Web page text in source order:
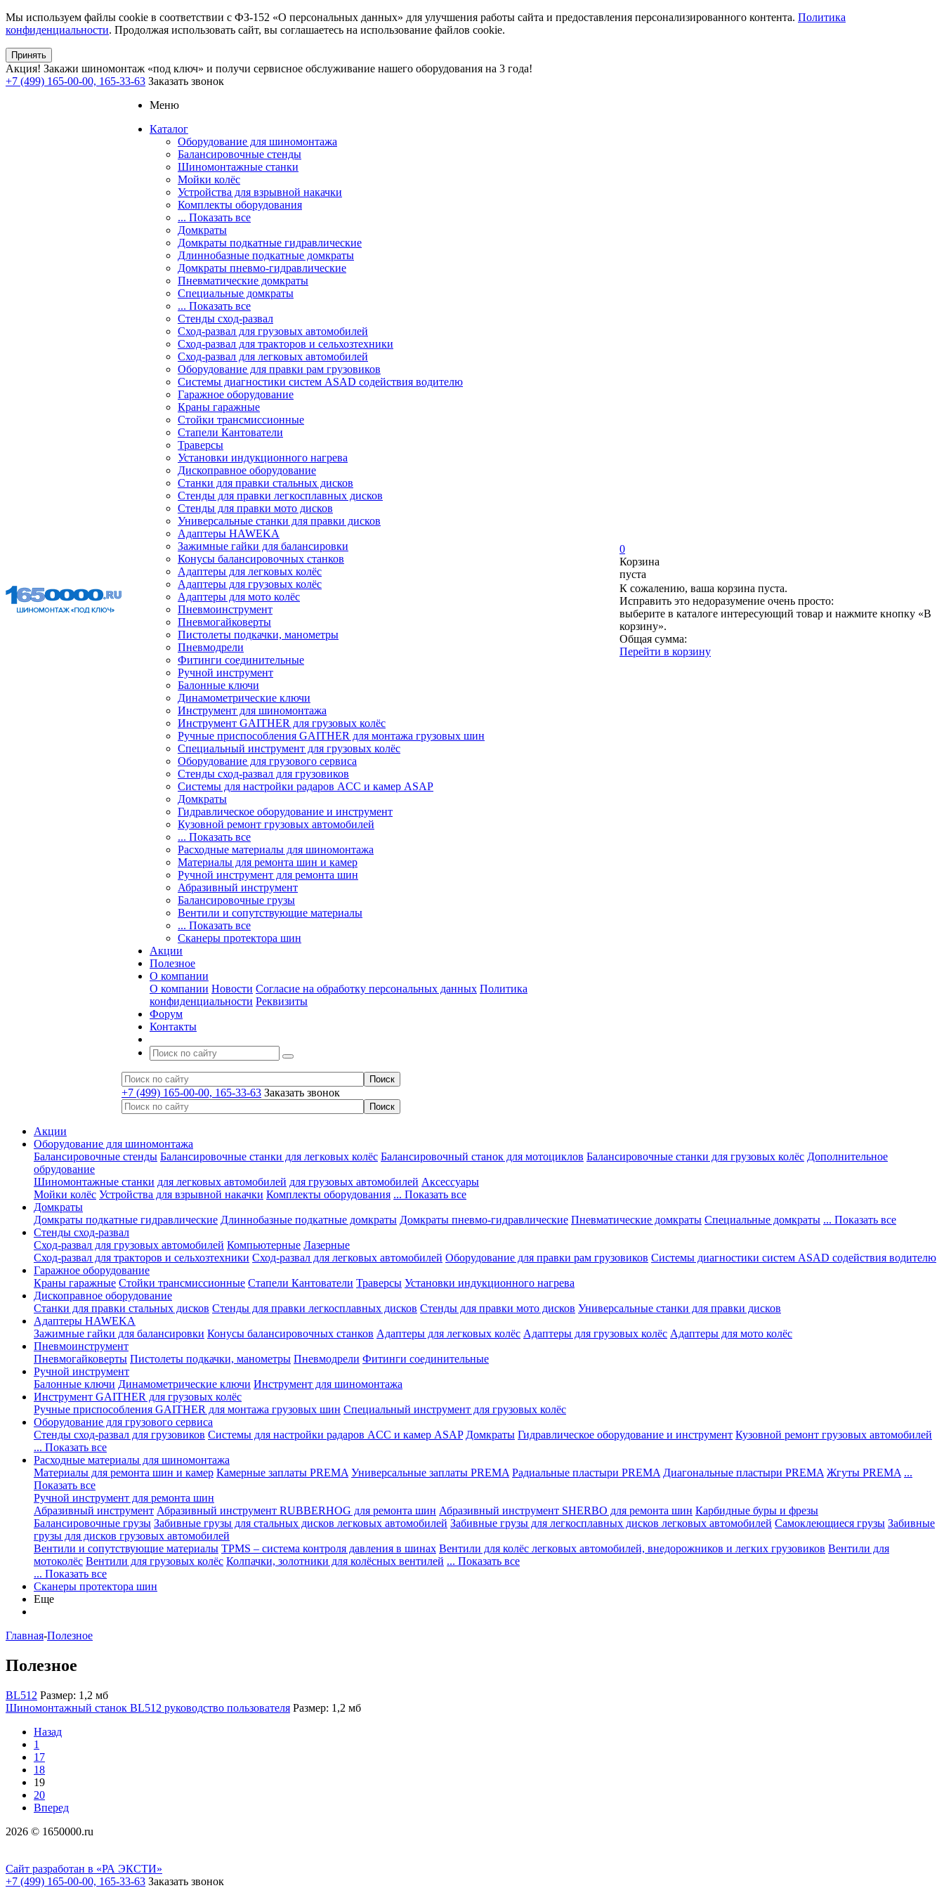
Мы используем файлы cookie в соответствии с ФЗ-152 «О персональных данных» для улучшения работы сайта и предоставления персонализированного контента. Политика
конфиденциальности. Продолжая использовать сайт, вы соглашаетесь на использование файлов cookie.
Принять
Акция! Закажи шиномонтаж «под ключ» и получи сервисное обслуживание нашего оборудования на 3 года!
+7 (499) 165-00-00, 165-33-63 Заказать звонок
Меню
Каталог
Оборудование для шиномонтажа
Балансировочные стенды
Шиномонтажные станки
Мойки колёс
Устройства для взрывной накачки
Комплекты оборудования
... Показать все
Домкраты
Домкраты подкатные гидравлические
Длиннобазные подкатные домкраты
Домкраты пневмо-гидравлические
Пневматические домкраты
Специальные домкраты
... Показать все
Стенды сход-развал
Сход-развал для грузовых автомобилей
Сход-развал для тракторов и сельхозтехники
Сход-развал для легковых автомобилей
Оборудование для правки рам грузовиков
Системы диагностики систем ASAD содействия водителю
Гаражное оборудование
Краны гаражные
Стойки трансмиссионные
Стапели Кантователи
Траверсы
Установки индукционного нагрева
Дископравное оборудование
Станки для правки стальных дисков
Стенды для правки легкосплавных дисков
Стенды для правки мото дисков
Универсальные станки для правки дисков
Адаптеры HAWEKA
Зажимные гайки для балансировки
Конусы балансировочных станков
Адаптеры для легковых колёс
Адаптеры для грузовых колёс
Адаптеры для мото колёс
Пневмоинструмент
Пневмогайковерты
Пистолеты подкачки, манометры
Пневмодрели
Фитинги соединительные
Ручной инструмент
Балонные ключи
Динамометрические ключи
Инструмент для шиномонтажа
Инструмент GAITHER для грузовых колёс
Ручные приспособления GAITHER для монтажа грузовых шин
Специальный инструмент для грузовых колёс
Оборудование для грузового сервиса
Стенды сход-развал для грузовиков
Системы для настройки радаров ACC и камер ASAP
Домкраты
Гидравлическое оборудование и инструмент
Кузовной ремонт грузовых автомобилей
... Показать все
Расходные материалы для шиномонтажа
Материалы для ремонта шин и камер
Ручной инструмент для ремонта шин
Абразивный инструмент
Балансировочные грузы
Вентили и сопутствующие материалы
... Показать все
Сканеры протектора шин
Акции
Полезное
О компании
О компании Новости Согласие на обработку персональных данных Политика
конфиденциальности Реквизиты
Форум
Контакты
+7 (499) 165-00-00, 165-33-63 Заказать звонок
0
Корзина
пуста
К сожалению, ваша корзина пуста.
Исправить это недоразумение очень просто:
выберите в каталоге интересующий товар и нажмите кнопку «В
корзину».
Общая сумма:
Перейти в корзину
Акции
Оборудование для шиномонтажа
Балансировочные стенды Балансировочные станки для легковых колёс Балансировочный станок для мотоциклов Балансировочные станки для грузовых колёс Дополнительное
обрудование
Шиномонтажные станки для легковых автомобилей для грузовых автомобилей Аксессуары
Мойки колёс Устройства для взрывной накачки Комплекты оборудования ... Показать все
Домкраты
Домкраты подкатные гидравлические Длиннобазные подкатные домкраты Домкраты пневмо-гидравлические Пневматические домкраты Специальные домкраты ... Показать все
Стенды сход-развал
Сход-развал для грузовых автомобилей Компьютерные Лазерные
Сход-развал для тракторов и сельхозтехники Сход-развал для легковых автомобилей Оборудование для правки рам грузовиков Системы диагностики систем ASAD содействия водителю
Гаражное оборудование
Краны гаражные Стойки трансмиссионные Стапели Кантователи Траверсы Установки индукционного нагрева
Дископравное оборудование
Станки для правки стальных дисков Стенды для правки легкосплавных дисков Стенды для правки мото дисков Универсальные станки для правки дисков
Адаптеры HAWEKA
Зажимные гайки для балансировки Конусы балансировочных станков Адаптеры для легковых колёс Адаптеры для грузовых колёс Адаптеры для мото колёс
Пневмоинструмент
Пневмогайковерты Пистолеты подкачки, манометры Пневмодрели Фитинги соединительные
Ручной инструмент
Балонные ключи Динамометрические ключи Инструмент для шиномонтажа
Инструмент GAITHER для грузовых колёс
Ручные приспособления GAITHER для монтажа грузовых шин Специальный инструмент для грузовых колёс
Оборудование для грузового сервиса
Стенды сход-развал для грузовиков Системы для настройки радаров ACC и камер ASAP Домкраты Гидравлическое оборудование и инструмент Кузовной ремонт грузовых автомобилей
... Показать все
Расходные материалы для шиномонтажа
Материалы для ремонта шин и камер Камерные заплаты PREMA Универсальные заплаты PREMA Радиальные пластыри PREMA Диагональные пластыри PREMA Жгуты PREMA ...
Показать все
Ручной инструмент для ремонта шин
Абразивный инструмент Абразивный инструмент RUBBERHOG для ремонта шин Абразивный инструмент SHERBO для ремонта шин Карбидные буры и фрезы
Балансировочные грузы Забивные грузы для стальных дисков легковых автомобилей Забивные грузы для легкосплавных дисков легковых автомобилей Самоклеющиеся грузы Забивные
грузы для дисков грузовых автомобилей
Вентили и сопутствующие материалы TPMS – система контроля давления в шинах Вентили для колёс легковых автомобилей, внедорожников и легких грузовиков Вентили для
мотоколёс Вентили для грузовых колёс Колпачки, золотники для колёсных вентилей ... Показать все
... Показать все
Сканеры протектора шин
Еще
Главная-Полезное
Полезное
BL512 Размер: 1,2 мб
Шиномонтажный станок BL512 руководство пользователя Размер: 1,2 мб
Назад
1
17
18
19
20
Вперед
2026 © 1650000.ru
Сайт разработан в «РА ЭКСТИ»
+7 (499) 165-00-00, 165-33-63 Заказать звонок